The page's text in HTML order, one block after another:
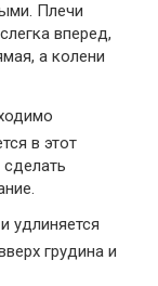
Плечи
вперед,
а колени
в этот
удлиняется
грудина и